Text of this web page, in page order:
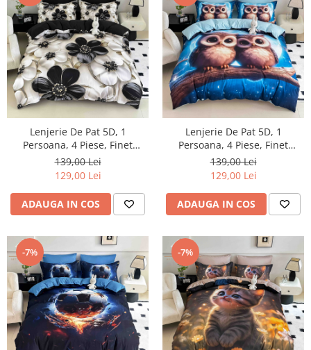
Lenjerie De Pat 5D, 1
Persoana, 4 Piese, Finet
Premium
139,00 Lei
129,00 Lei
ADAUGA IN COS
Lenjerie De Pat 5D, 1
Persoana, 4 Piese, Finet
Premium
139,00 Lei
129,00 Lei
ADAUGA IN COS
-7% -7%